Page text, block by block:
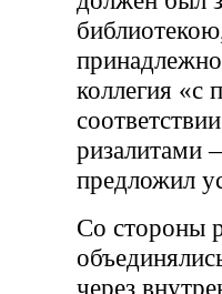
коллегия «с
ризалитами
предложил
Со стороны
через